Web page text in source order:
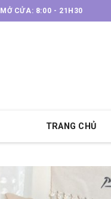
MỞ CỬA: 8:00 - 21H30
TRANG CHỦ